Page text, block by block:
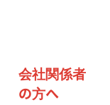
会社関係者
の方へ